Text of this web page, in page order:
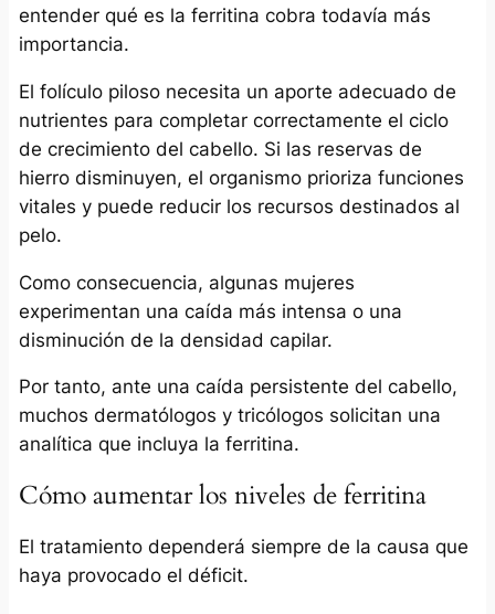
entender qué es la ferritina cobra todavía más
importancia.
El folículo piloso necesita un aporte adecuado de
nutrientes para completar correctamente el ciclo
de crecimiento del cabello. Si las reservas de
hierro disminuyen, el organismo prioriza funciones
vitales y puede reducir los recursos destinados al
pelo.
Como consecuencia, algunas mujeres
experimentan una caída más intensa o una
disminución de la densidad capilar.
Por tanto, ante una caída persistente del cabello,
muchos dermatólogos y tricólogos solicitan una
analítica que incluya la ferritina.
Cómo aumentar los niveles de ferritina
El tratamiento dependerá siempre de la causa que
haya provocado el déficit.